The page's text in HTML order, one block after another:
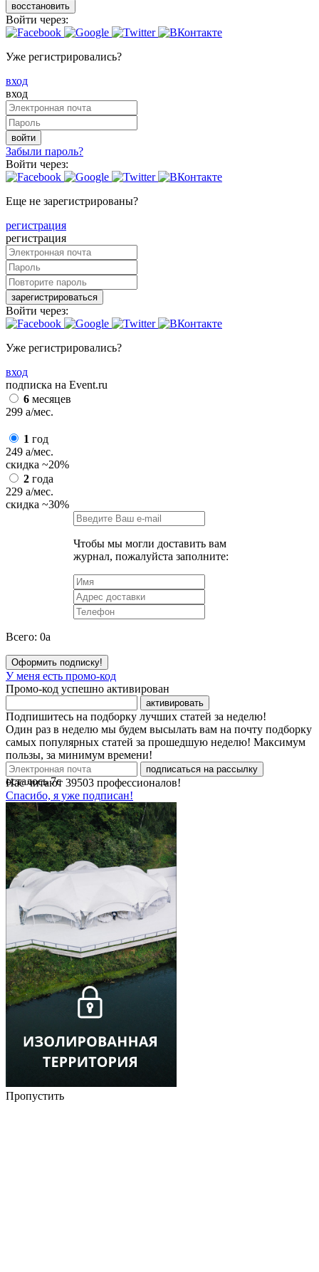
восстановить
Войти через:
Уже регистрировались?
вход
вход
войти
Забыли пароль?
Войти через:
Еще не зарегистрированы?
регистрация
регистрация
зарегистрироваться
Войти через:
Уже регистрировались?
вход
подписка на Event.ru
6 месяцев
299 a/мес.
1 год
249 a/мес.
скидка ~20%
2 года
229 a/мес.
скидка ~30%
Чтобы мы могли доставить вам
журнал, пожалуйста заполните:
Всего: 0a
Оформить подписку!
У меня есть промо-код
Промо-код успешно активирован
активировать
Подпишитесь на подборку лучших статей за неделю!
Один раз в неделю мы будем высылать вам на почту подборку
самых популярных статей за прошедшую неделю! Максимум
пользы, за минимум времени!
подписаться на рассылку
Нас читают 39503 профессионалов!
Спасибо, я уже подписан!
осталось7с
Пропустить